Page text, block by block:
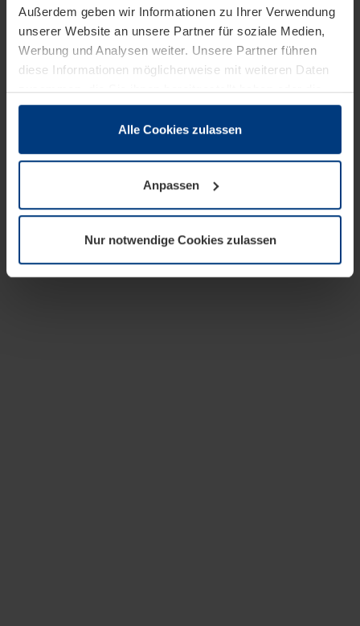
Außerdem geben wir Informationen zu Ihrer Verwendung
unserer Website an unsere Partner für soziale Medien,
Werbung und Analysen weiter. Unsere Partner führen
diese Informationen möglicherweise mit weiteren Daten
zusammen, die Sie ihnen bereitgestellt haben oder die
sie im Rahmen Ihrer Nutzung der Dienste gesammelt
wenn diese für den Betrieb dieser Seite unbedingt
notwendig sind. Für alle anderen Cookie-Typen benötigen
wir Ihre Erlaubnis. Ihre Einwilligung können Sie jederzeit
Datenschutzerklärungunserer Website ändern oder
widerrufen.
Alle Cookies zulassen
Anpassen
Nur notwendige Cookies zulassen